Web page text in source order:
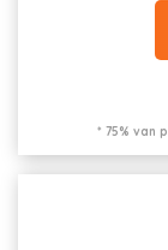
* 75% van